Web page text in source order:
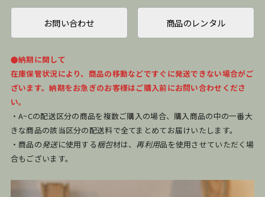
お問い合わせ 商品のレンタル
●納期に関して
在庫保管状況により、商品の移動などですぐに発送できない場合がご
ざいます。納期をお急ぎのお客様はご購入前にお問い合わせくださ
い。
・A~Cの配送区分の商品を複数ご購入の場合、購入商品の中の一番大
きな商品の該当区分の配送料で全てまとめてお届けいたします。
・商品の発送に使用する梱包材は、 再利用品を使用させていただく場
合もございます。